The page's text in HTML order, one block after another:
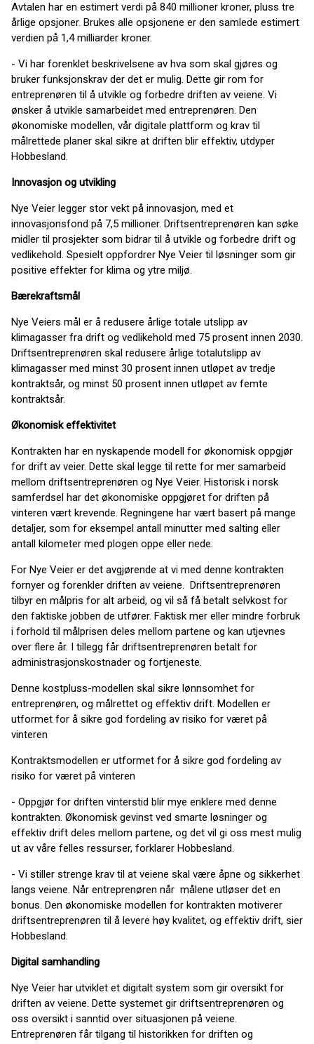
Avtalen har en estimert verdi på 840 millioner kroner, pluss tre
årlige opsjoner. Brukes alle opsjonene er den samlede estimert
verdien på 1,4 milliarder kroner.
- Vi har forenklet beskrivelsene av hva som skal gjøres og
bruker funksjonskrav der det er mulig. Dette gir rom for
entreprenøren til å utvikle og forbedre driften av veiene. Vi
ønsker å utvikle samarbeidet med entreprenøren. Den
økonomiske modellen, vår digitale plattform og krav til
målrettede planer skal sikre at driften blir effektiv, utdyper
Hobbesland.
Innovasjon og utvikling
Nye Veier legger stor vekt på innovasjon, med et
innovasjonsfond på 7,5 millioner. Driftsentreprenøren kan søke
midler til prosjekter som bidrar til å utvikle og forbedre drift og
vedlikehold. Spesielt oppfordrer Nye Veier til løsninger som gir
positive effekter for klima og ytre miljø.
Bærekraftsmål
Nye Veiers mål er å redusere årlige totale utslipp av
klimagasser fra drift og vedlikehold med 75 prosent innen 2030.
Driftsentreprenøren skal redusere årlige totalutslipp av
klimagasser med minst 30 prosent innen utløpet av tredje
kontraktsår, og minst 50 prosent innen utløpet av femte
kontraktsår.
Økonomisk effektivitet
Kontrakten har en nyskapende modell for økonomisk oppgjør
for drift av veier. Dette skal legge til rette for mer samarbeid
mellom driftsentreprenøren og Nye Veier. Historisk i norsk
samferdsel har det økonomiske oppgjøret for driften på
vinteren vært krevende. Regningene har vært basert på mange
detaljer, som for eksempel antall minutter med salting eller
antall kilometer med plogen oppe eller nede.
For Nye Veier er det avgjørende at vi med denne kontrakten
fornyer og forenkler driften av veiene. Driftsentreprenøren
tilbyr en målpris for alt arbeid, og vil så få betalt selvkost for
den faktiske jobben de utfører. Faktisk mer eller mindre forbruk
i forhold til målprisen deles mellom partene og kan utjevnes
over flere år. I tillegg får driftsentreprenøren betalt for
administrasjonskostnader og fortjeneste.
Denne kostpluss-modellen skal sikre lønnsomhet for
entreprenøren, og målrettet og effektiv drift. Modellen er
utformet for å sikre god fordeling av risiko for været på
vinteren
Kontraktsmodellen er utformet for å sikre god fordeling av
risiko for været på vinteren
- Oppgjør for driften vinterstid blir mye enklere med denne
kontrakten. Økonomisk gevinst ved smarte løsninger og
effektiv drift deles mellom partene, og det vil gi oss mest mulig
ut av våre felles ressurser, forklarer Hobbesland.
- Vi stiller strenge krav til at veiene skal være åpne og sikkerhet
langs veiene. Når entreprenøren når målene utløser det en
bonus. Den økonomiske modellen for kontrakten motiverer
driftsentreprenøren til å levere høy kvalitet, og effektiv drift, sier
Hobbesland.
Digital samhandling
Nye Veier har utviklet et digitalt system som gir oversikt for
driften av veiene. Dette systemet gir driftsentreprenøren og
oss oversikt i sanntid over situasjonen på veiene.
Entreprenøren får tilgang til historikken for driften og